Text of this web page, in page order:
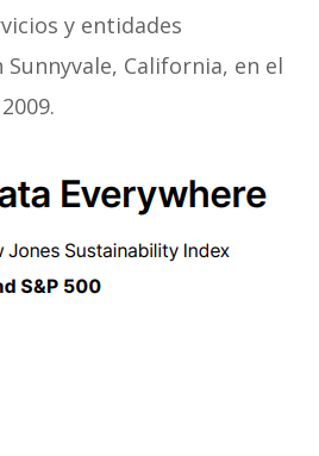
y entidades
California, en el